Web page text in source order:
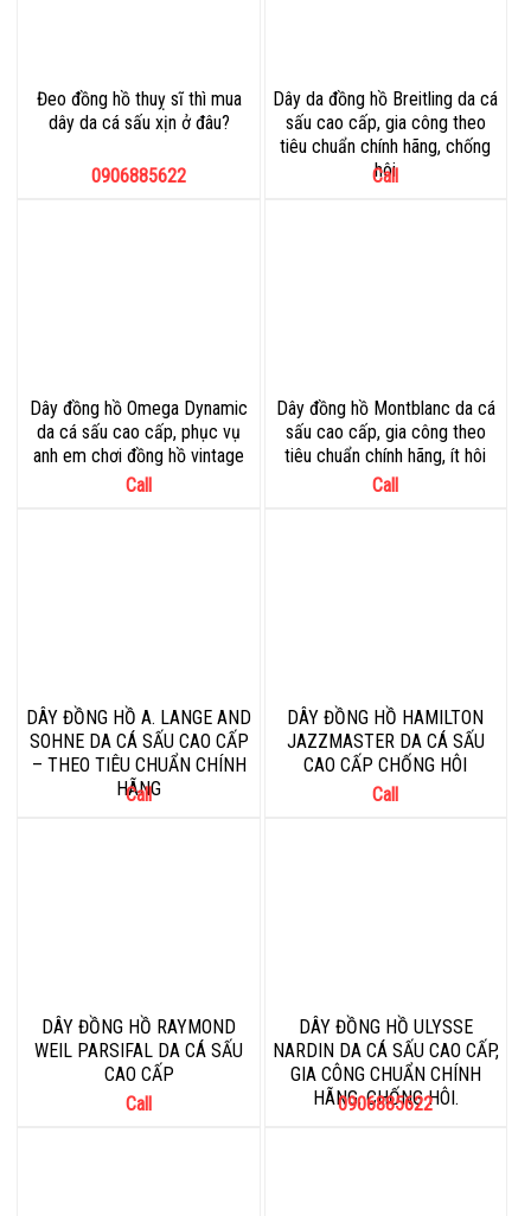
Đeo đồng hồ thuỵ sĩ thì mua
dây da cá sấu xịn ở đâu?
0906885622
Dây da đồng hồ Breitling da cá
sấu cao cấp, gia công theo
tiêu chuẩn chính hãng, chống
hôi
Call
Dây đồng hồ Omega Dynamic
da cá sấu cao cấp, phục vụ
anh em chơi đồng hồ vintage
Call
Dây đồng hồ Montblanc da cá
sấu cao cấp, gia công theo
tiêu chuẩn chính hãng, ít hôi
Call
DÂY ĐỒNG HỒ A. LANGE AND
SOHNE DA CÁ SẤU CAO CẤP
– THEO TIÊU CHUẨN CHÍNH
HÃNG
Call
DÂY ĐỒNG HỒ HAMILTON
JAZZMASTER DA CÁ SẤU
CAO CẤP CHỐNG HÔI
Call
DÂY ĐỒNG HỒ RAYMOND
WEIL PARSIFAL DA CÁ SẤU
CAO CẤP
Call
DÂY ĐỒNG HỒ ULYSSE
NARDIN DA CÁ SẤU CAO CẤP,
GIA CÔNG CHUẨN CHÍNH
HÃNG, CHỐNG HÔI.
0906885622